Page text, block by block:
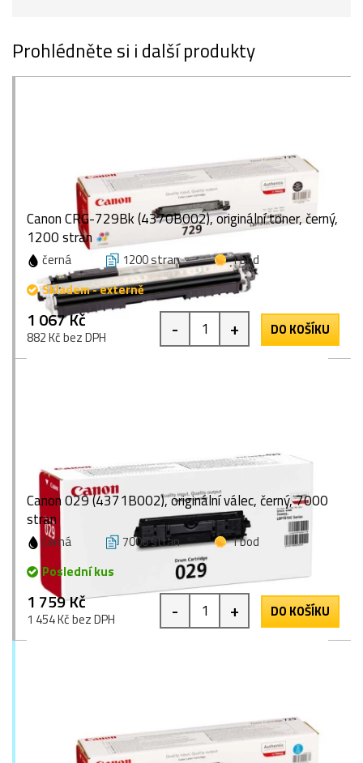
Prohlédněte si i další produkty
Canon CRG-729Bk (4370B002), originální toner, černý,
1200 stran
černá 1200 stran
1 bod
Skladem - externě
1 067 Kč
882 Kč bez DPH - + DO KOŠÍKU
Canon 029 (4371B002), originální válec, černý, 7000
stran
černá 7000 stran
1 bod
Poslední kus
1 759 Kč
1 454 Kč bez DPH - + DO KOŠÍKU